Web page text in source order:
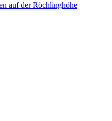
auf der Röchlinghöhe